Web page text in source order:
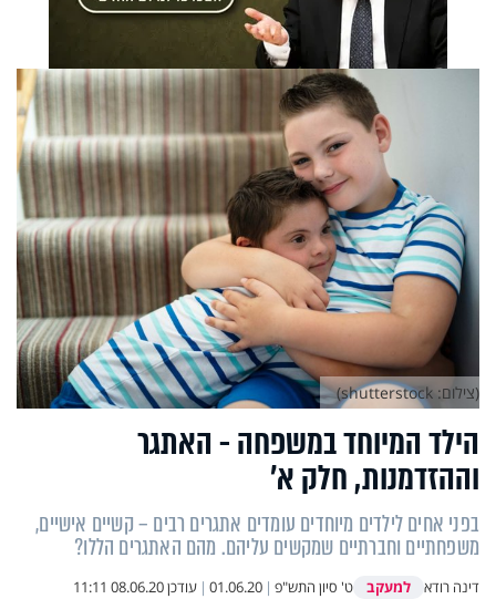
הילד המיוחד במשפחה - האתגר
וההזדמנות, חלק א’
בפני אחים לילדים מיוחדים עומדים אתגרים רבים – קשיים אישיים,
משפחתיים וחברתיים שמקשים עליהם. מהם האתגרים הללו?
דינה רודא למעקב ט' סיון התש"פ |
01.06.20
| עודכן08.06.20 11:11
(צילום: shutterstock)